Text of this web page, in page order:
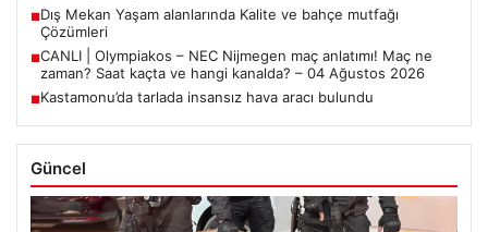
■Dış Mekan Yaşam alanlarında Kalite ve bahçe mutfağı
Çözümleri
■CANLI | Olympiakos – NEC Nijmegen maç anlatımı! Maç ne
zaman? Saat kaçta ve hangi kanalda? – 04 Ağustos 2026
■Kastamonu’da tarlada insansız hava aracı bulundu
Güncel